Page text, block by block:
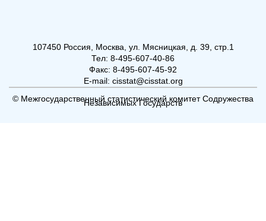
107450 Россия, Москва, ул. Мясницкая, д. 39, стр.1
Тел: 8-495-607-40-86
Факс: 8-495-607-45-92
E-mail: cisstat@cisstat.org
© Межгосударственный статистический комитет Содружества
Независимых Государств